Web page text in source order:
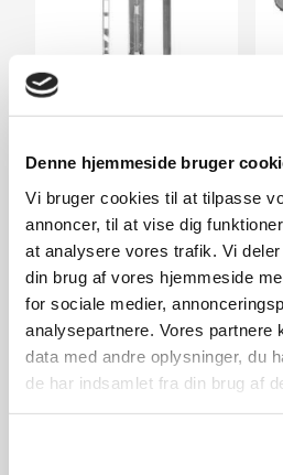
Denne hjemmeside bruger
Vi bruger cookies til at tilpasse
annoncer, til at vise dig
at analysere vores trafik. Vi
din brug af vores hjemmeside
for sociale medier,
analysepartnere. Vores partnere
data med andre oplysninger, du
de har indsamlet fra din brug af
Filesæt 0.325" (4,8 mm)
79,-
På lager